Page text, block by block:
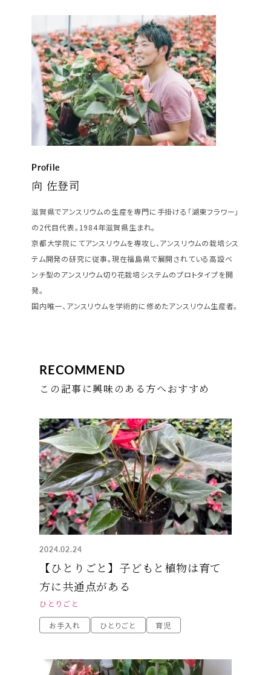
Profile
向 佐登司
滋賀県でアンスリウムの生産を専門に手掛ける「湖東フラワー」
の2代目代表。1984年滋賀県生まれ。
京都大学院にてアンスリウムを専攻し、アンスリウムの栽培シス
テム開発の研究に従事。現在福島県で展開されている高設ベ
ンチ型のアンスリウム切り花栽培システムのプロトタイプを開
発。
国内唯一、アンスリウムを学術的に修めたアンスリウム生産者。
RECOMMEND
この記事に興味のある方へおすすめ
2024.02.24
【ひとりごと】子どもと植物は育て
方に共通点がある
ひとりごと
お手入れ ひとりごと 育児